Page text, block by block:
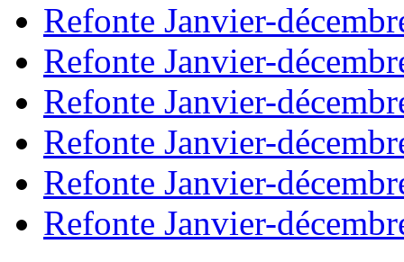
Refonte Janvier-
Refonte Janvier-
Refonte Janvier-
Refonte Janvier-
Refonte Janvier-
Refonte Janvier-